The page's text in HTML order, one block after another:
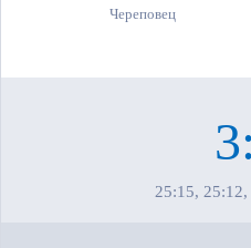
Череповец
25:15,